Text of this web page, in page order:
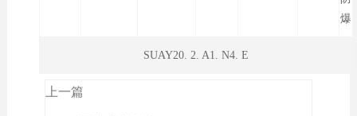
爆
SUAY20. 2. A1. N4. E
上一篇